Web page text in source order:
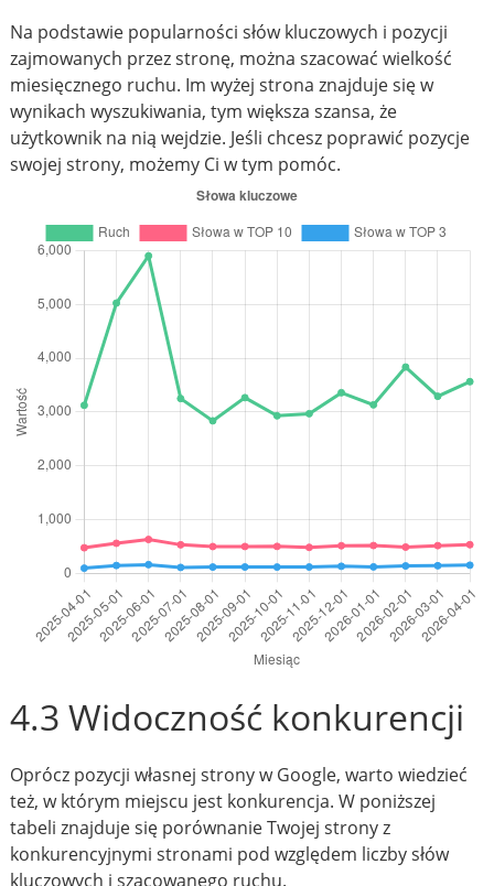
Na podstawie popularności słów kluczowych i pozycji
zajmowanych przez stronę, można szacować wielkość
miesięcznego ruchu. Im wyżej strona znajduje się w
wynikach wyszukiwania, tym większa szansa, że
użytkownik na nią wejdzie. Jeśli chcesz poprawić pozycje
swojej strony, możemy Ci w tym pomóc.
4.3 Widoczność konkurencji
Oprócz pozycji własnej strony w Google, warto wiedzieć
też, w którym miejscu jest konkurencja. W poniższej
tabeli znajduje się porównanie Twojej strony z
konkurencyjnymi stronami pod względem liczby słów
kluczowych i szacowanego ruchu.